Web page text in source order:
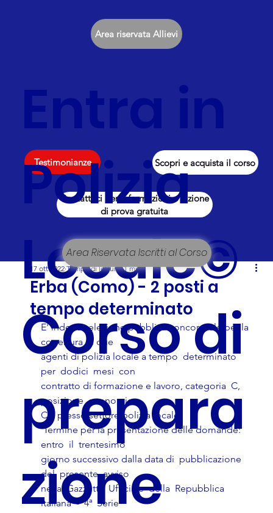
Contattaci per informazioni e lezione
di prova gratuita
Scopri e acquista il corso
Testimonianze
Entra in
Polizia
Locale©
Corso di
prepara
zione
Area riservata Allievi
Area Riservata Iscritti al Corso
Erba (Como) - 2 posti a
tempo determinato
17 ott 2022 Tempo di lettura: 1 min
E' indetta selezione pubblica concorsuale per la
copertura di due
agenti di polizia locale a tempo  determinato
per  dodici  mesi  con
contratto di formazione e lavoro, categoria  C,
posizione  economica
C1, presso settore polizia locale.
Termine per la presentazione delle domande:
entro  il  trentesimo
giorno successivo dalla data di  pubblicazione
del  presente  avviso
nella  Gazzetta  Ufficiale  della  Repubblica
italiana  -  4ª  Serie